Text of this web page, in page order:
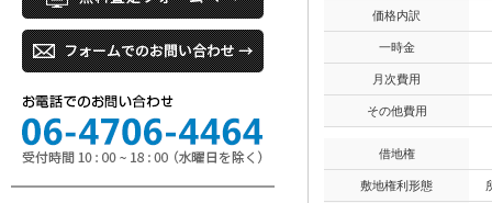
価格内訳
一時金
月次費用
その他費用
借地権
敷地権利形態